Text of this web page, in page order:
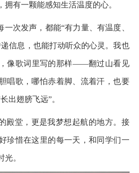
拥有一颗能感知生活温度的心。
次发声，都能“有力量、有温度、
信息，也能打动听众的心灵。我也
像歌词里写的那样——翻过山看见
唱歌，哪怕赤着脚、流着汗，也要
出翅膀飞远”。
堂，更是我梦想起航的地方。接
珍惜在这里的每一天，和同学们一
光。